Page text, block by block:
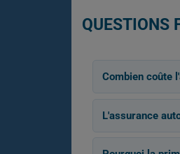
QUESTIONS
Combien coûte
L'assurance